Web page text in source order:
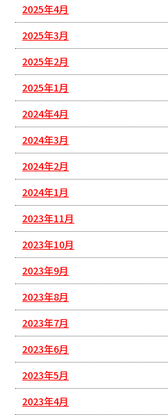
2025年4月
2025年3月
2025年2月
2025年1月
2024年4月
2024年3月
2024年2月
2024年1月
2023年11月
2023年10月
2023年9月
2023年8月
2023年7月
2023年6月
2023年5月
2023年4月